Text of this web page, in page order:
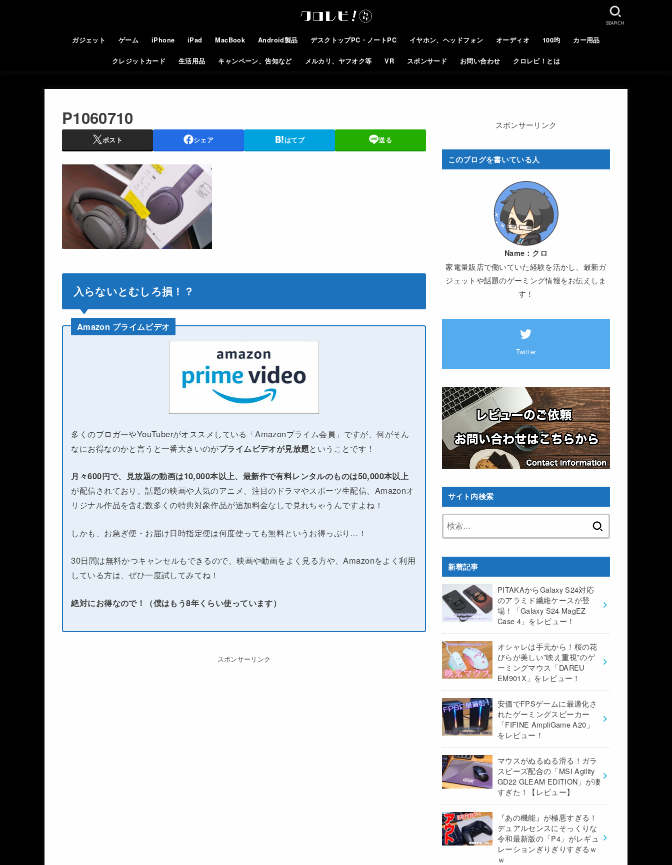
ガジェット ゲーム iPhone iPad MacBook Android製品 デスクトップPC・ノートPC イヤホン、ヘッドフォン オーディオ 100均 カー用品
クレジットカード 生活用品 キャンペーン、告知など メルカリ、ヤフオク等 VR スポンサード お問い合わせ クロレビ！とは
SEARCH
P1060710
ポスト シェア はてブ 送る
入らないとむしろ損！？
Amazon プライムビデオ
多くのブロガーやYouTuberがオススメしている「Amazonプライム会員」ですが、何がそん
なにお得なのかと言うと一番大きいのがプライムビデオが見放題ということです！
月々600円で、見放題の動画は10,000本以上、最新作で有料レンタルのものは50,000本以上
が配信されており、話題の映画や人気のアニメ、注目のドラマやスポーツ生配信、Amazonオ
リジナル作品を含む数多くの特典対象作品が追加料金なしで見れちゃうんですよね！
しかも、お急ぎ便・お届け日時指定便は何度使っても無料というお得っぷり…！
30日間は無料かつキャンセルもできるので、映画や動画をよく見る方や、Amazonをよく利用
している方は、ぜひ一度試してみてね！
絶対にお得なので！（僕はもう8年くらい使っています）
スポンサーリンク
スポンサーリンク
このブログを書いている人
Name： クロ
家電量販店で働いていた経験を活かし、最新ガ
ジェットや話題のゲーミング情報をお伝えしま
す！
Twitter
サイト内検索
新着記事
PITAKAからGalaxy S24対応
のアラミド繊維ケースが登
場！「Galaxy S24 MagEZ
Case 4」をレビュー！
オシャレは手元から！桜の花
びらが美しい”映え重視”のゲ
ーミングマウス「DAREU
EM901X」をレビュー！
安価でFPSゲームに最適化さ
れたゲーミングスピーカー
「FIFINE AmpliGame A20」
をレビュー！
マウスがぬるぬる滑る！ガラ
スビーズ配合の「MSI Agility
GD22 GLEAM EDITION」が凄
すぎた！【レビュー】
『あの機能』が極悪すぎる！
デュアルセンスにそっくりな
令和最新版の「P4」がレギュ
レーションぎりぎりすぎるｗ
ｗ